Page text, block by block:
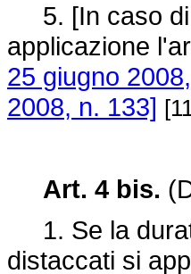
5. [In caso di
applicazione
25 giugno
2008, n. 133]
Art. 4 bis.
1. Se la
distaccati si